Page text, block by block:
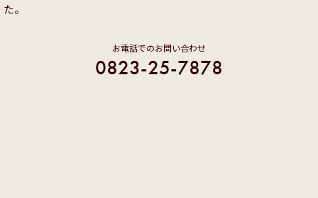
た。
お電話でのお問い合わせ
0823-25-7878